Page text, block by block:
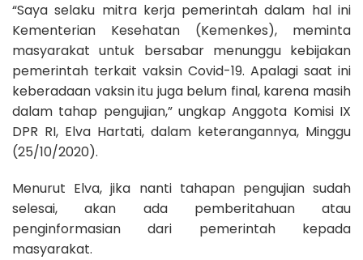
“Saya selaku mitra kerja pemerintah dalam hal ini
Kementerian Kesehatan (Kemenkes), meminta
masyarakat untuk bersabar menunggu kebijakan
pemerintah terkait vaksin Covid-19. Apalagi saat ini
keberadaan vaksin itu juga belum final, karena masih
dalam tahap pengujian,” ungkap Anggota Komisi IX
DPR RI, Elva Hartati, dalam keterangannya, Minggu
(25/10/2020).
Menurut Elva, jika nanti tahapan pengujian sudah
selesai, akan ada pemberitahuan atau
penginformasian dari pemerintah kepada
masyarakat.